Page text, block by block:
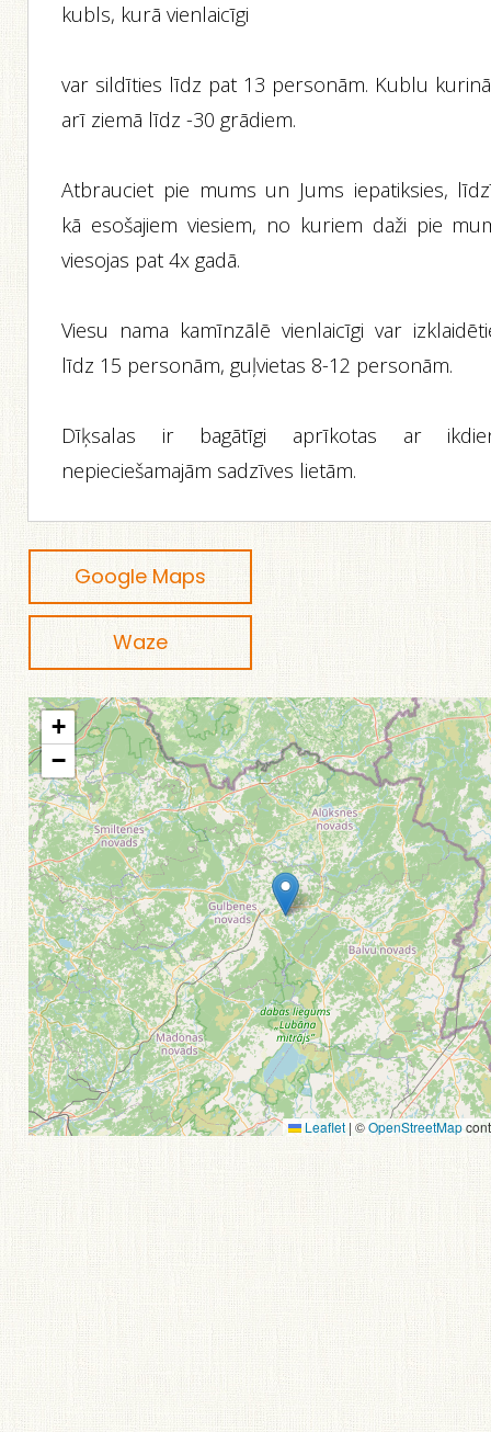
kubls, kurā vienlaicīgi
var sildīties līdz pat 13 personām. Kublu
arī ziemā līdz -30 grādiem.
Atbrauciet pie mums un Jums iepatiksies,
kā esošajiem viesiem, no kuriem daži pie
viesojas pat 4x gadā.
Viesu nama kamīnzālē vienlaicīgi var
līdz 15 personām, guļvietas 8-12 personām.
Dīķsalas ir bagātīgi aprīkotas ar
nepieciešamajām sadzīves lietām.
Google Maps
Waze
+
−
Leaflet | ©OpenStreetMap